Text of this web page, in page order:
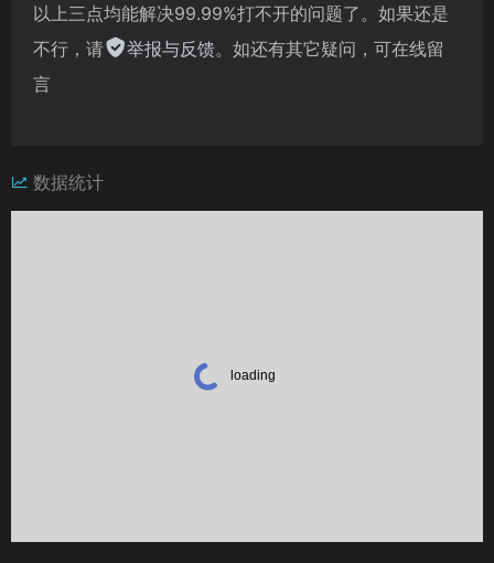
以上三点均能解决99.99%打不开的问题了。如果还是
不行，请
举报与反馈。如还有其它疑问，可在线留
言
数据统计